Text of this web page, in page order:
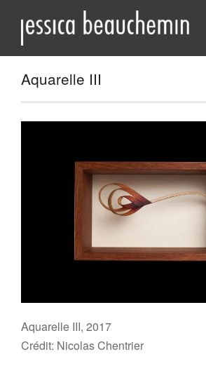
Aquarelle III
Aquarelle III, 2017
Crédit: Nicolas Chentrier